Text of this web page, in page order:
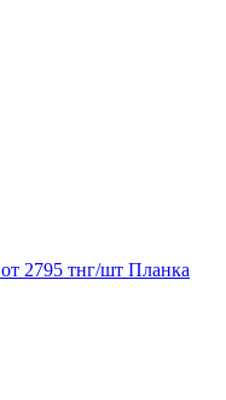
от 2795 тнг/шт Планка